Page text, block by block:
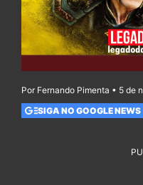
Por Fernando Pimenta • 5 de
SIGA NO GOOGLE NEWS